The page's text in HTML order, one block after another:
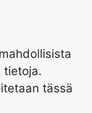
tietoja.
tässä